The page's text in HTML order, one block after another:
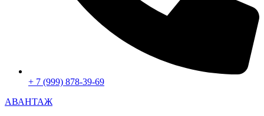
+ 7 (999) 878-39-69
АВАНТАЖ